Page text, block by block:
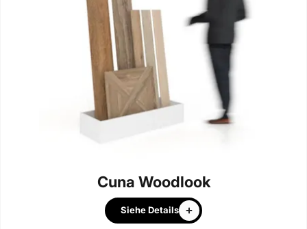
Cuna Woodlook
Siehe Details